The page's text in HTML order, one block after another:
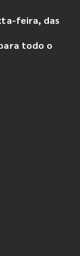
feira, das
todo o